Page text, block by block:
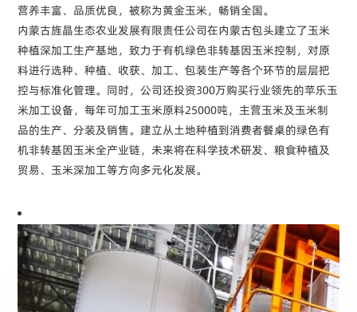
营养丰富、品质优良，被称为黄金玉米，畅销全国。
内蒙古旌晶生态农业发展有限责任公司在内蒙古包头建立了玉米
种植深加工生产基地，致力于有机绿色非转基因玉米控制，对原
料进行选种、种植、收获、加工、包装生产等各个环节的层层把
控与标准化管理。同时，公司还投资300万购买行业领先的苹乐玉
米加工设备，每年可加工玉米原料25000吨，主营玉米及玉米制
品的生产、分装及销售。建立从土地种植到消费者餐桌的绿色有
机非转基因玉米全产业链，未来将在科学技术研发、粮食种植及
贸易、玉米深加工等方向多元化发展。